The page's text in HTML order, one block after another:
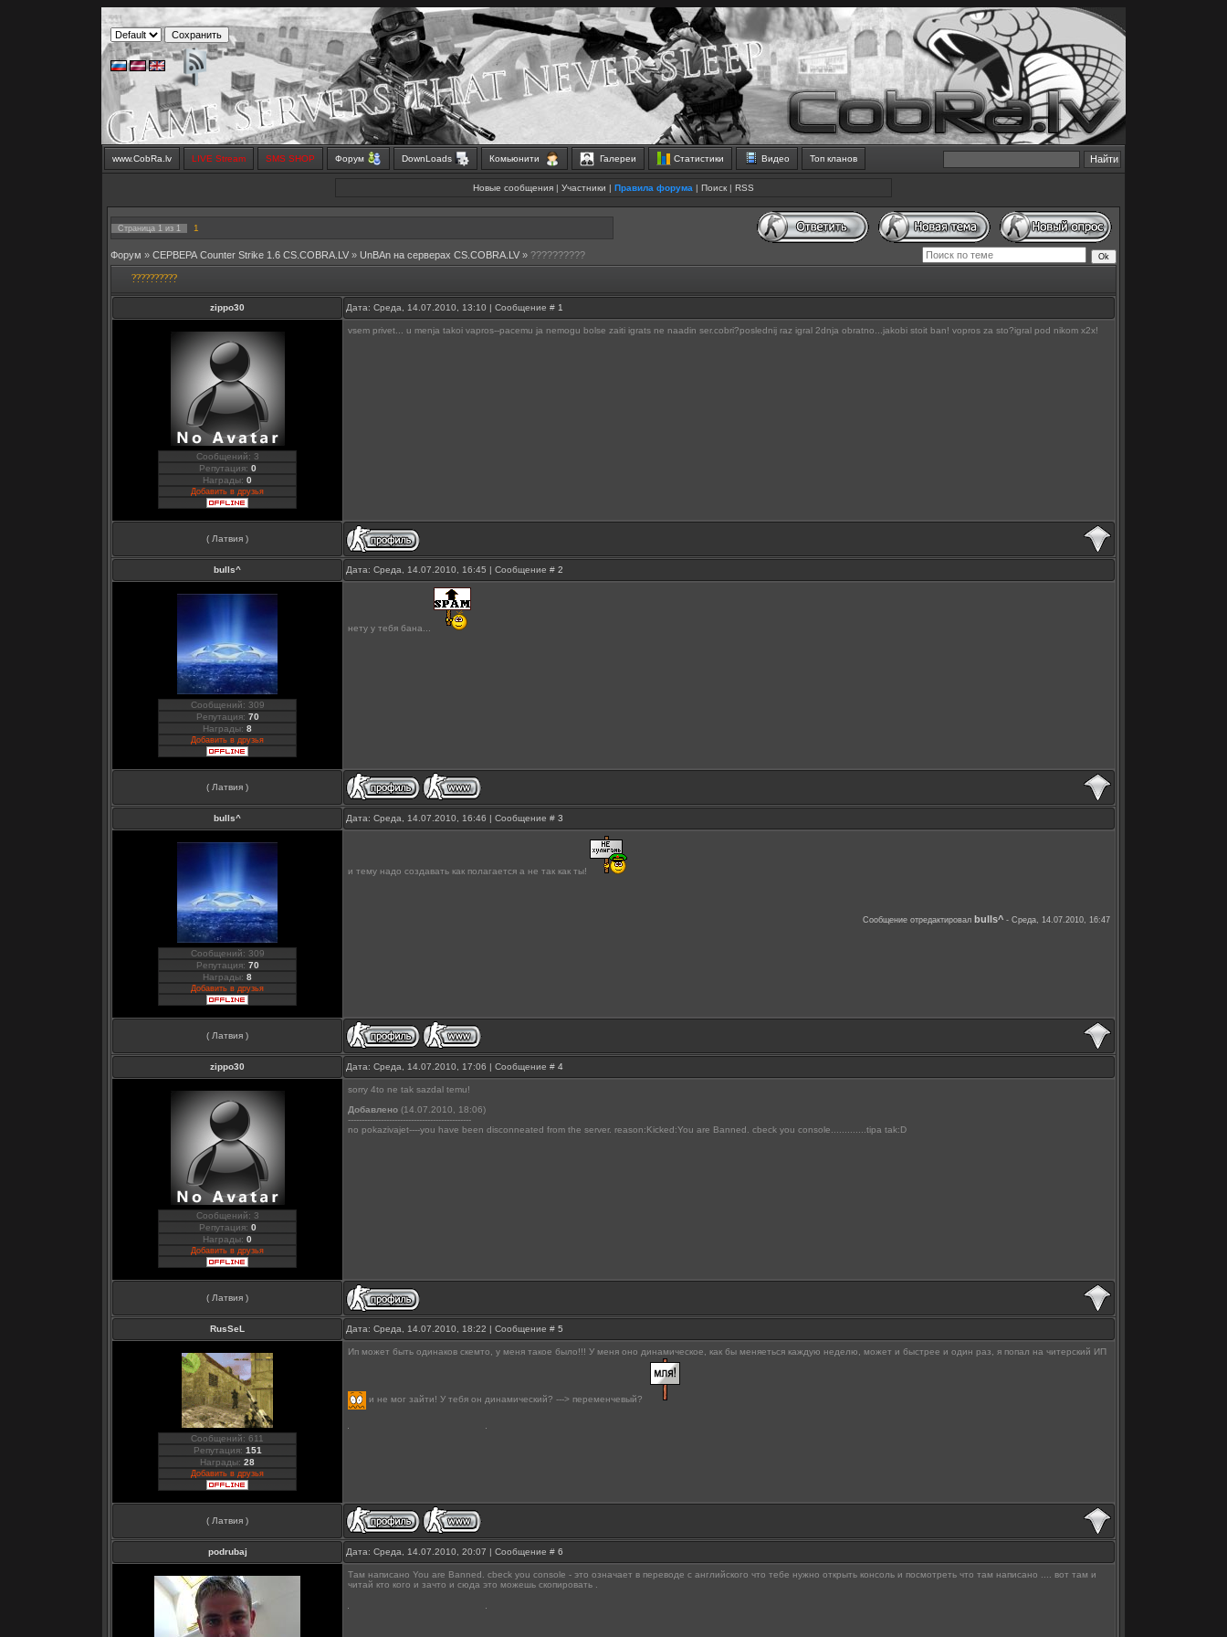
www.CobRa.lv LIVE Stream SMS SHOP Форум DownLoads Комьюнити Галереи Статистики Видео Топ кланов
Новые сообщения | Участники | Правила форума | Поиск | RSS
Страница 1 из 1 1
Форум » СЕРВЕРА Counter Strike 1.6 CS.COBRA.LV » UnBAn на серверах CS.COBRA.LV » ??????????
??????????
zippo30 Дата: Среда, 14.07.2010, 13:10 | Сообщение # 1
Сообщений: 3
Репутация: 0
Награды: 0
Добавить в друзья
vsem privet... u menja takoi vapros--pacemu ja nemogu bolse zaiti igrats ne naadin ser.cobri?poslednij raz igral 2dnja obratno...jakobi stoit ban! vopros za sto?igral pod nikom x2x!
( Латвия )
bulls^ Дата: Среда, 14.07.2010, 16:45 | Сообщение # 2
Сообщений: 309
Репутация: 70
Награды: 8
Добавить в друзья
нету у тебя бана...
( Латвия )
bulls^ Дата: Среда, 14.07.2010, 16:46 | Сообщение # 3
Сообщений: 309
Репутация: 70
Награды: 8
Добавить в друзья
и тему надо создавать как полагается а не так как ты!
Сообщение отредактировал bulls^ - Среда, 14.07.2010, 16:47
( Латвия )
zippo30 Дата: Среда, 14.07.2010, 17:06 | Сообщение # 4
Сообщений: 3
Репутация: 0
Награды: 0
Добавить в друзья
sorry 4to ne tak sazdal temu!
Добавлено (14.07.2010, 18:06)
---------------------------------------------
no pokazivajet----you have been disconneated from the server. reason:Kicked:You are Banned. cbeck you console.............tipa tak:D
( Латвия )
RusSeL Дата: Среда, 14.07.2010, 18:22 | Сообщение # 5
Сообщений: 611
Репутация: 151
Награды: 28
Добавить в друзья
Ип может быть одинаков скемто, у меня такое было!!! У меня оно динамическое, как бы меняеться каждую неделю, может и быстрее и один раз, я попал на читерский ИП
и не мог зайти! У тебя он динамический? ---> переменчевый?
( Латвия )
podrubaj Дата: Среда, 14.07.2010, 20:07 | Сообщение # 6
Там написано You are Banned. cbeck you console - это означает в переводе с английского что тебе нужно открыть консоль и посмотреть что там написано .... вот там и
читай кто кого и зачто и сюда это можешь скопировать .